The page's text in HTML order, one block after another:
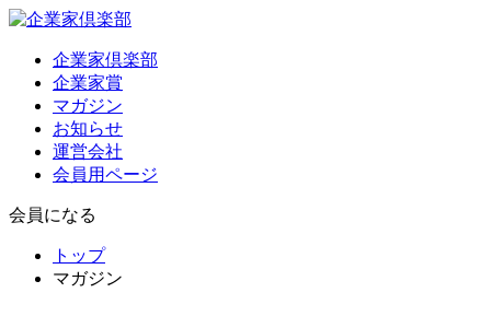
企業家倶楽部
企業家賞
マガジン
お知らせ
運営会社
会員用ページ
会員になる
トップ
マガジン